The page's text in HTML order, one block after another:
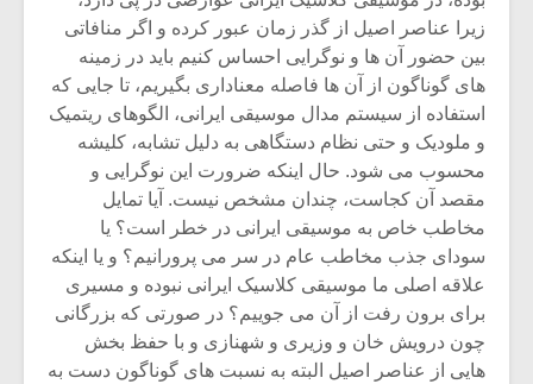
زیرا عناصر اصیل از گذر زمان عبور کرده و اگر منافاتی
بین حضور آن ها و نوگرایی احساس کنیم باید در زمینه
های گوناگون از آن ها فاصله معناداری بگیریم، تا جایی که
استفاده از سیستم مدال موسیقی ایرانی، الگوهای ریتمیک
و ملودیک و حتی نظام دستگاهی به دلیل تشابه، کلیشه
محسوب می شود. حال اینکه ضرورت این نوگرایی و
مقصد آن کجاست، چندان مشخص نیست. آیا تمایل
مخاطب خاص به موسیقی ایرانی در خطر است؟ یا
سودای جذب مخاطب عام در سر می پرورانیم؟ و یا اینکه
علاقه اصلی ما موسیقی کلاسیک ایرانی نبوده و مسیری
برای برون رفت از آن می جوییم؟ در صورتی که بزرگانی
چون درویش خان و وزیری و شهنازی و با حفظ بخش
هایی از عناصر اصیل البته به نسبت های گوناگون دست به
میکلوش روژا
یادداشتی بر موسیقی
متن فیلم «متری
شیش و نیم»
اگر نمی توانی
مشهورترین باشی،
بدنام ترین باش
سکانسی
موسیقی